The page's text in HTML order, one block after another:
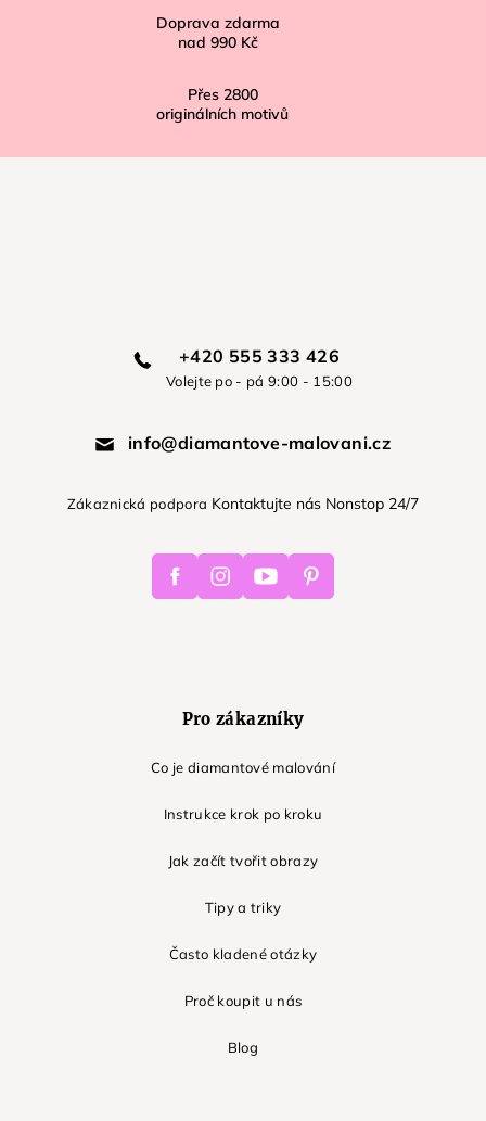
Doprava zdarma
nad 990 Kč
Přes 2800
originálních motivů
+420 555 333 426
Volejte po - pá 9:00 - 15:00
info@diamantove-malovani.cz
Zákaznická podpora Kontaktujte nás Nonstop 24/7
FacebookInstagramYoutube Pinterest
Pro zákazníky
Co je diamantové malování
Instrukce krok po kroku
Jak začít tvořit obrazy
Tipy a triky
Často kladené otázky
Proč koupit u nás
Blog